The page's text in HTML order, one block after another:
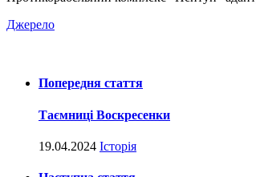
Джерело
Попередня стаття
Таємниці Воскресенки
19.04.2024 Історія